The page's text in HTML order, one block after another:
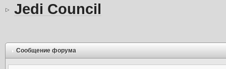
Jedi Council
Сообщение форума